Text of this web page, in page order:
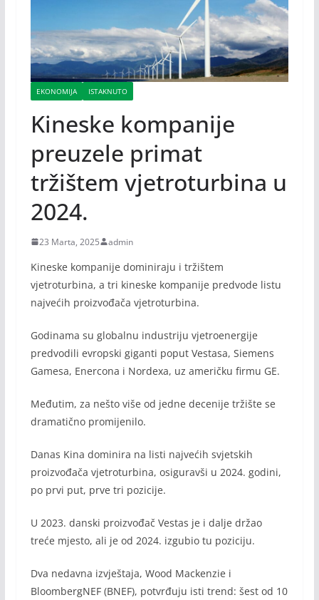
EKONOMIJA ISTAKNUTO
Kineske kompanije
preuzele primat
tržištem vjetroturbina u
2024.
23 Marta, 2025 admin
Kineske kompanije dominiraju i tržištem
vjetroturbina, a tri kineske kompanije predvode listu
najvećih proizvođača vjetroturbina.
Godinama su globalnu industriju vjetroenergije
predvodili evropski giganti poput Vestasa, Siemens
Gamesa, Enercona i Nordexa, uz američku firmu GE.
Međutim, za nešto više od jedne decenije tržište se
dramatično promijenilo.
Danas Kina dominira na listi najvećih svjetskih
proizvođača vjetroturbina, osiguravši u 2024. godini,
po prvi put, prve tri pozicije.
U 2023. danski proizvođač Vestas je i dalje držao
treće mjesto, ali je od 2024. izgubio tu poziciju.
Dva nedavna izvještaja, Wood Mackenzie i
BloombergNEF (BNEF), potvrđuju isti trend: šest od 10